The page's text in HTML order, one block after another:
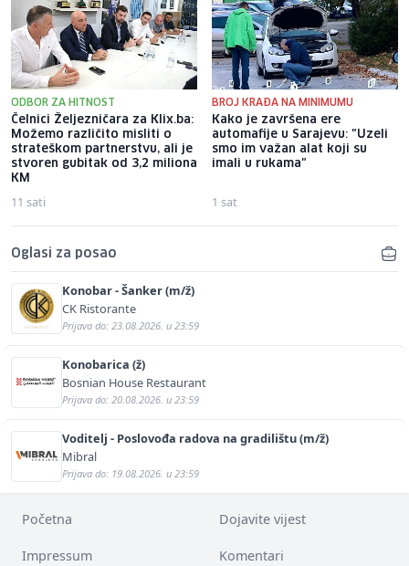
ODBOR ZA HITNOST
Čelnici Željezničara za Klix.ba:
Možemo različito misliti o
strateškom partnerstvu, ali je
stvoren gubitak od 3,2 miliona
KM
11 sati
BROJ KRAĐA NA MINIMUMU
Kako je završena ere
automafije u Sarajevu: "Uzeli
smo im važan alat koji su
imali u rukama"
1 sat
Oglasi za posao
Konobar - Šanker (m/ž)
CK Ristorante
Prijava do: 23.08.2026. u 23:59
Konobarica (ž)
Bosnian House Restaurant
Prijava do: 20.08.2026. u 23:59
Voditelj - Poslovođa radova na gradilištu (m/ž)
Mibral
Prijava do: 19.08.2026. u 23:59
Početna Dojavite vijest
Impressum Komentari